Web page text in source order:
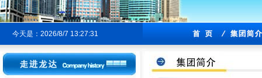
今天是：2026/8/7 13:27:31